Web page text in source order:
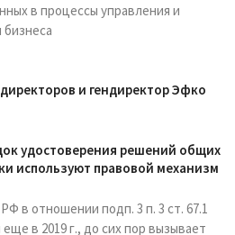
в процессы управления и
и гендиректор Эфко
удостоверения решений общих
используют правовой механизм
в отношении подп. 3 п. 3 ст. 67.1
в 2019 г., до сих пор вызывает